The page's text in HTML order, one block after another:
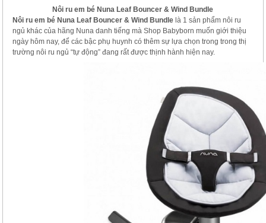
Nôi ru em bé Nuna Leaf Bouncer & Wind Bundle
Nôi ru em bé Nuna Leaf Bouncer & Wind Bundle là 1 sản phẩm nôi ru
ngủ khác của hãng Nuna danh tiếng mà Shop Babyborn muốn giới thiệu
ngày hôm nay, để các bậc phụ huynh có thêm sự lựa chọn trong trong thị
trường nôi ru ngủ “tự động” đang rất được thịnh hành hiện nay.